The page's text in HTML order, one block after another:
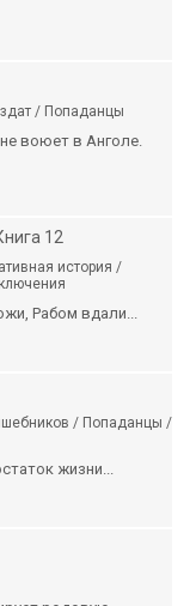
/ Попаданцы
воюет в Анголе.
12
история /
Рабом вдали...
/ Попаданцы /
жизни...